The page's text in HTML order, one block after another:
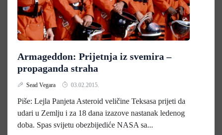
Armageddon: Prijetnja iz svemira –
propaganda straha
Sead Vegara 03.02.2015.
Piše: Lejla Panjeta Asteroid veličine Teksasa prijeti da
udari u Zemlju i za 18 dana izazove nastanak ledenog
doba. Spas svijetu obezbijediće NASA sa...